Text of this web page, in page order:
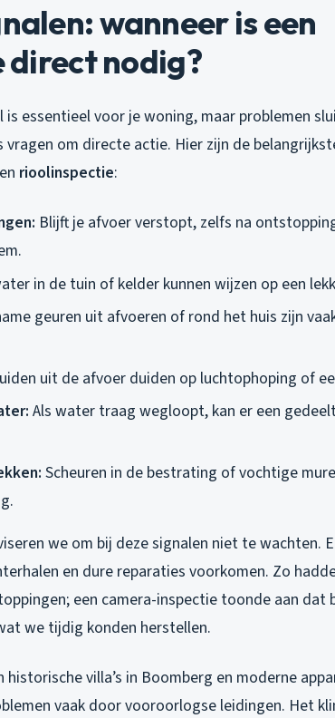
wanneer is een
nodig?
essentieel voor je woning, maar problemen
om directe actie. Hier zijn de
rioolinspectie:
Blijft je afvoer verstopt, zelfs na
in de tuin of kelder kunnen wijzen op een
geuren uit afvoeren of rond het huis zijn
uit de afvoer duiden op luchtophoping of
Als water traag wegloopt, kan er een
Scheuren in de bestrating of vochtige
we om bij deze signalen niet te wachten.
en dure reparaties voorkomen. Zo
een camera-inspectie toonde aan dat
we tijdig konden herstellen.
historische villa’s in Boomberg en moderne
vaak door vooroorlogse leidingen. Het